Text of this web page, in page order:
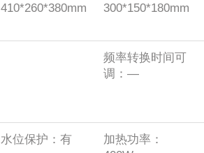
410*260*380mm
300*150*180mm
频率转换时间可
调：—
水位保护：有
加热功率：